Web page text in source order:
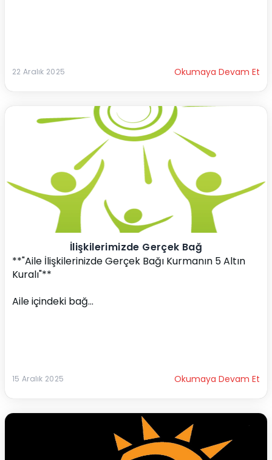
22 Aralık 2025 Okumaya Devam Et
İlişkilerimizde Gerçek Bağ
**"Aile İlişkilerinizde Gerçek Bağı Kurmanın 5 Altın
Kuralı"**
Aile içindeki bağ...
15 Aralık 2025 Okumaya Devam Et